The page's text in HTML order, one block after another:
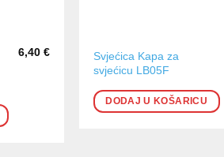
6,40€
Svjećica Kapa za
svjećicu LB05F
DODAJ U KOŠARICU